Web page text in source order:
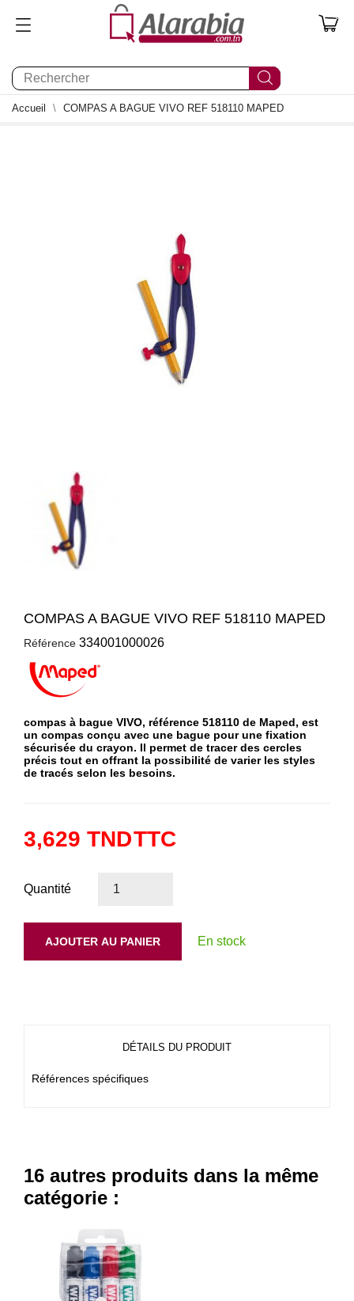
0
Accueil COMPAS A BAGUE VIVO REF 518110 MAPED
COMPAS A BAGUE VIVO REF 518110 MAPED
Référence 334001000026
compas à bague VIVO, référence 518110 de Maped, est
un compas conçu avec une bague pour une fixation
sécurisée du crayon. Il permet de tracer des cercles
précis tout en offrant la possibilité de varier les styles
de tracés selon les besoins.
3,629 TNDTTC
Quantité
AJOUTER AU PANIER En stock
DÉTAILS DU PRODUIT
Références spécifiques
16 autres produits dans la même
catégorie :